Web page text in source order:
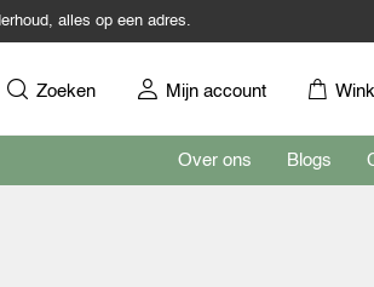
alles op een adres.
Zoeken Mijn account
Over ons Blogs